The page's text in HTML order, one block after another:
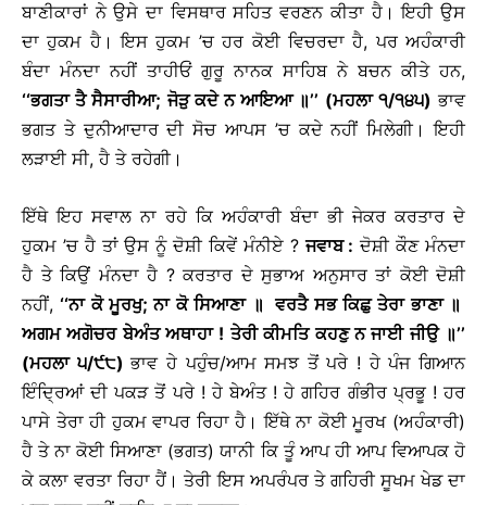
ਬਾਣੀਕਾਰਾਂ ਨੇ ਉਸੇ ਦਾ ਵਿਸਥਾਰ ਸਹਿਤ ਵਰਣਨ ਕੀਤਾ ਹੈ। ਇਹੀ ਉਸ
ਦਾ ਹੁਕਮ ਹੈ। ਇਸ ਹੁਕਮ ’ਚ ਹਰ ਕੋਈ ਵਿਚਰਦਾ ਹੈ, ਪਰ ਅਹੰਕਾਰੀ
ਬੰਦਾ ਮੰਨਦਾ ਨਹੀਂ ਤਾਹੀਓਂ ਗੁਰੂ ਨਾਨਕ ਸਾਹਿਬ ਨੇ ਬਚਨ ਕੀਤੇ ਹਨ,
‘‘ਭਗਤਾ ਤੈ ਸੈਸਾਰੀਆ; ਜੋੜੁ ਕਦੇ ਨ ਆਇਆ ॥’’ (ਮਹਲਾ ੧/੧੪੫) ਭਾਵ
ਭਗਤ ਤੇ ਦੁਨੀਆਦਾਰ ਦੀ ਸੋਚ ਆਪਸ ’ਚ ਕਦੇ ਨਹੀਂ ਮਿਲੇਗੀ। ਇਹੀ
ਲੜਾਈ ਸੀ, ਹੈ ਤੇ ਰਹੇਗੀ।
ਇੱਥੇ ਇਹ ਸਵਾਲ ਨਾ ਰਹੇ ਕਿ ਅਹੰਕਾਰੀ ਬੰਦਾ ਭੀ ਜੇਕਰ ਕਰਤਾਰ ਦੇ
ਹੁਕਮ ’ਚ ਹੈ ਤਾਂ ਉਸ ਨੂੰ ਦੋਸ਼ੀ ਕਿਵੇਂ ਮੰਨੀਏ ?ਜਵਾਬ : ਦੋਸ਼ੀ ਕੌਣ ਮੰਨਦਾ
ਹੈ ਤੇ ਕਿਉਂ ਮੰਨਦਾ ਹੈ ? ਕਰਤਾਰ ਦੇ ਸੁਭਾਅ ਅਨੁਸਾਰ ਤਾਂ ਕੋਈ ਦੋਸ਼ੀ
ਨਹੀਂ,‘‘ਨਾ ਕੋ ਮੂਰਖੁ; ਨਾ ਕੋ ਸਿਆਣਾ ॥ ਵਰਤੈ ਸਭ ਕਿਛੁ ਤੇਰਾ ਭਾਣਾ ॥
ਅਗਮ ਅਗੋਚਰ ਬੇਅੰਤ ਅਥਾਹਾ ! ਤੇਰੀ ਕੀਮਤਿ ਕਹਣੁ ਨ ਜਾਈ ਜੀਉ ॥’’
(ਮਹਲਾ ੫/੯੮)ਭਾਵ ਹੇ ਪਹੁੰਚ/ਆਮ ਸਮਝ ਤੋਂ ਪਰੇ ! ਹੇ ਪੰਜ ਗਿਆਨ
ਇੰਦ੍ਰਿਆਂ ਦੀ ਪਕੜ ਤੋਂ ਪਰੇ ! ਹੇ ਬੇਅੰਤ ! ਹੇ ਗਹਿਰ ਗੰਭੀਰ ਪ੍ਰਭੂ ! ਹਰ
ਪਾਸੇ ਤੇਰਾ ਹੀ ਹੁਕਮ ਵਾਪਰ ਰਿਹਾ ਹੈ। ਇੱਥੇ ਨਾ ਕੋਈ ਮੂਰਖ (ਅਹੰਕਾਰੀ)
ਹੈ ਤੇ ਨਾ ਕੋਈ ਸਿਆਣਾ (ਭਗਤ) ਯਾਨੀ ਕਿ ਤੂੰ ਆਪ ਹੀ ਆਪ ਵਿਆਪਕ ਹੋ
ਕੇ ਕਲਾ ਵਰਤਾ ਰਿਹਾ ਹੈਂ। ਤੇਰੀ ਇਸ ਅਪਰੰਪਰ ਤੇ ਗਹਿਰੀ ਸੂਖਮ ਖੇਡ ਦਾ